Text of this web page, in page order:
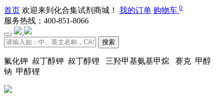
首页 欢迎来到化合集试剂商城！ 我的订单 购物车 0
服务热线：400-851-8066
搜索
氟化钾 叔丁醇钾 叔丁醇锂 三羟甲基氨基甲烷 赛克 甲醇
钠 甲醇锂